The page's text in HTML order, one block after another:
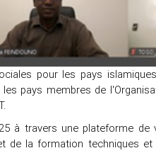
pour les pays
pays membres de
à travers une plateforme de
de la formation techniques